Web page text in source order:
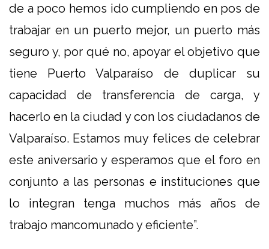
de a poco hemos ido cumpliendo en pos de
trabajar en un puerto mejor, un puerto más
seguro y, por qué no, apoyar el objetivo que
tiene Puerto Valparaíso de duplicar su
capacidad de transferencia de carga, y
hacerlo en la ciudad y con los ciudadanos de
Valparaíso. Estamos muy felices de celebrar
este aniversario y esperamos que el foro en
conjunto a las personas e instituciones que
lo integran tenga muchos más años de
trabajo mancomunado y eficiente”.